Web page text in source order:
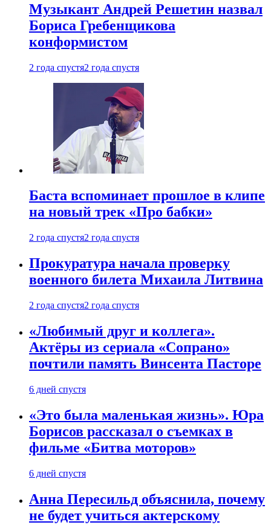
Музыкант Андрей Решетин назвал
Бориса Гребенщикова
конформистом
2 года спустя2 года спустя
Баста вспоминает прошлое в клипе
на новый трек «Про бабки»
2 года спустя2 года спустя
Прокуратура начала проверку
военного билета Михаила Литвина
2 года спустя2 года спустя
«Любимый друг и коллега».
Актёры из сериала «Сопрано»
почтили память Винсента Пасторе
6 дней спустя
«Это была маленькая жизнь». Юра
Борисов рассказал о съемках в
фильме «Битва моторов»
6 дней спустя
Анна Пересильд объяснила, почему
не будет учиться актерскому